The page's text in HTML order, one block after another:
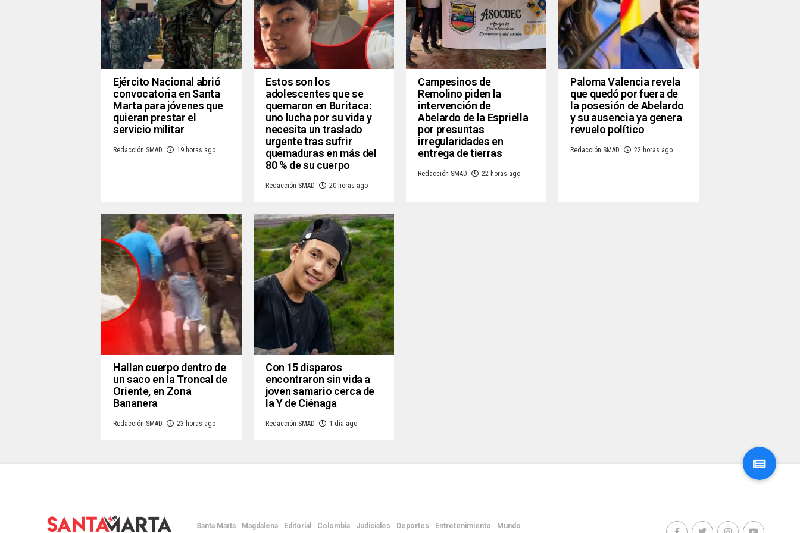
Ejército Nacional abrió
convocatoria en Santa
Marta para jóvenes que
quieran prestar el
servicio militar
Redacción SMAD 19 horas ago
Estos son los
adolescentes que se
quemaron en Buritaca:
uno lucha por su vida y
necesita un traslado
urgente tras sufrir
quemaduras en más del
80 % de su cuerpo
Redacción SMAD 20 horas ago
Campesinos de
Remolino piden la
intervención de
Abelardo de la Espriella
por presuntas
irregularidades en
entrega de tierras
Redacción SMAD 22 horas ago
Paloma Valencia revela
que quedó por fuera de
la posesión de Abelardo
y su ausencia ya genera
revuelo político
Redacción SMAD 22 horas ago
Hallan cuerpo dentro de
un saco en la Troncal de
Oriente, en Zona
Bananera
Redacción SMAD 23 horas ago
Con 15 disparos
encontraron sin vida a
joven samario cerca de
la Y de Ciénaga
Redacción SMAD 1 día ago
Santa Marta Magdalena Editorial Colombia Judiciales Deportes Entretenimiento Mundo